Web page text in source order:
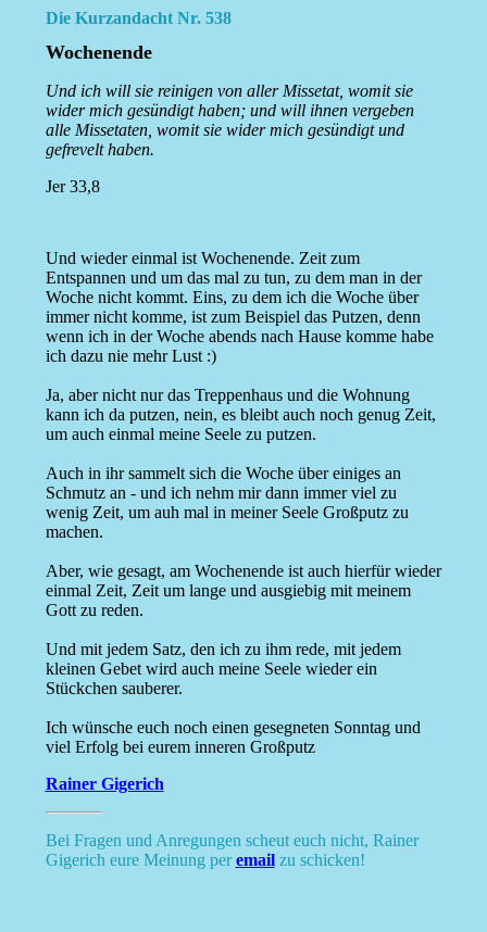
Die Kurzandacht Nr. 538
Wochenende
Und ich will sie reinigen von aller Missetat, womit sie
wider mich gesündigt haben; und will ihnen vergeben
alle Missetaten, womit sie wider mich gesündigt und
gefrevelt haben.
Jer 33,8
Und wieder einmal ist Wochenende. Zeit zum
Entspannen und um das mal zu tun, zu dem man in der
Woche nicht kommt. Eins, zu dem ich die Woche über
immer nicht komme, ist zum Beispiel das Putzen, denn
wenn ich in der Woche abends nach Hause komme habe
ich dazu nie mehr Lust :)
Ja, aber nicht nur das Treppenhaus und die Wohnung
kann ich da putzen, nein, es bleibt auch noch genug Zeit,
um auch einmal meine Seele zu putzen.
Auch in ihr sammelt sich die Woche über einiges an
Schmutz an - und ich nehm mir dann immer viel zu
wenig Zeit, um auh mal in meiner Seele Großputz zu
machen.
Aber, wie gesagt, am Wochenende ist auch hierfür wieder
einmal Zeit, Zeit um lange und ausgiebig mit meinem
Gott zu reden.
Und mit jedem Satz, den ich zu ihm rede, mit jedem
kleinen Gebet wird auch meine Seele wieder ein
Stückchen sauberer.
Ich wünsche euch noch einen gesegneten Sonntag und
viel Erfolg bei eurem inneren Großputz
Rainer Gigerich
Bei Fragen und Anregungen scheut euch nicht, Rainer
Gigerich eure Meinung peremailzu schicken!